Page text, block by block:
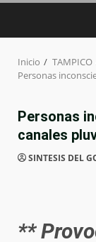
Inicio
TAMPICO
Personas
Personas
canales
SINTESIS DEL
**